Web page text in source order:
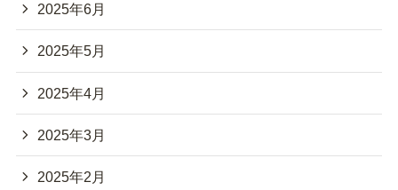
2025年6月
2025年5月
2025年4月
2025年3月
2025年2月